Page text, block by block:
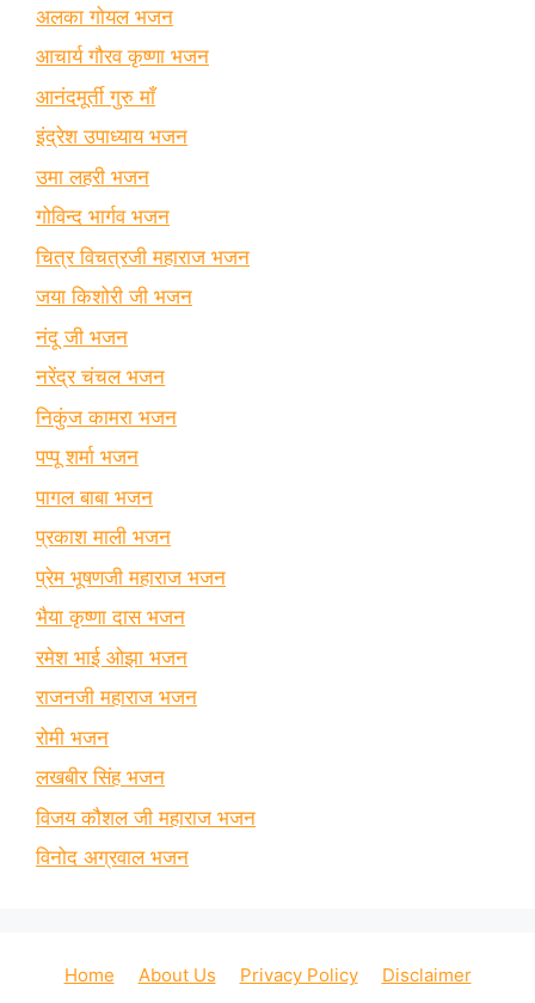
अलका गोयल भजन
आचार्य गौरव कृष्णा भजन
आनंदमूर्ती गुरु माँ
इंद्रेश उपाध्याय भजन
उमा लहरी भजन
गोविन्द भार्गव भजन
चित्र विचत्रजी महाराज भजन
जया किशोरी जी भजन
नंदू जी भजन
नरेंद्र चंचल भजन
निकुंज कामरा भजन
पप्पू शर्मा भजन
पागल बाबा भजन
प्रकाश माली भजन
प्रेम भूषणजी महाराज भजन
भैया कृष्णा दास भजन
रमेश भाई ओझा भजन
राजनजी महाराज भजन
रोमी भजन
लखबीर सिंह भजन
विजय कौशल जी महाराज भजन
विनोद अग्रवाल भजन
Home About Us Privacy Policy
Disclaimer